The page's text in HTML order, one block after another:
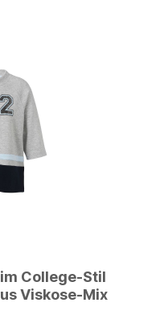
College-Stil
Viskose-Mix